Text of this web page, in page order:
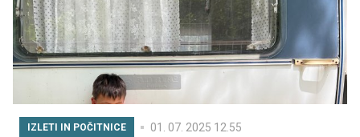
IZLETI IN POČITNICE 01. 07. 2025 12.55